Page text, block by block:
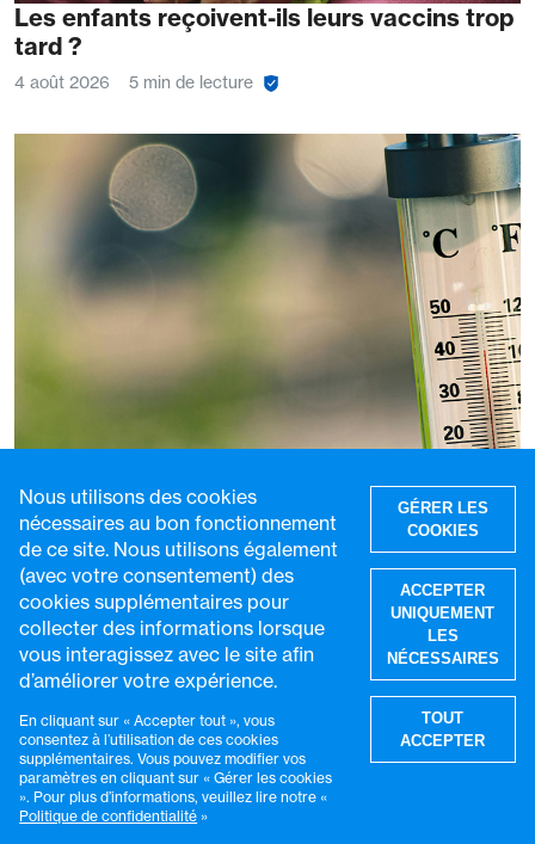
Les enfants reçoivent-ils leurs vaccins trop
tard ?
4 août 2026 5 min de lecture
Un puissant épisode El Niño se profile : faut-
il s’attendre à une recrudescence des
flambées de maladies ?
3 août 2026 9 min de lecture
Nous utilisons des cookies
nécessaires au bon fonctionnement
de ce site. Nous utilisons également
(avec votre consentement) des
cookies supplémentaires pour
collecter des informations lorsque
vous interagissez avec le site afin
d’améliorer votre expérience.
En cliquant sur « Accepter tout », vous
consentez à l’utilisation de ces cookies
supplémentaires. Vous pouvez modifier vos
paramètres en cliquant sur « Gérer les cookies
». Pour plus d’informations, veuillez lire notre «
Politique de confidentialité »
GÉRER LES
COOKIES
ACCEPTER
UNIQUEMENT
LES
NÉCESSAIRES
TOUT
ACCEPTER